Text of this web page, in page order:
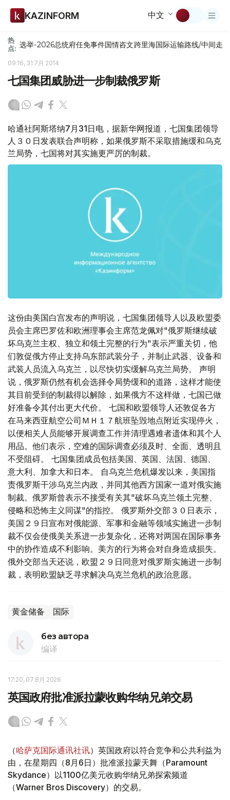
KAZINFORM 中文
热
点: 选举-2026总统府任免事件国情咨文跨里海国际运输路线/中间走廊
09:16, 31 7月 2014
七国集团威胁进一步制裁俄罗斯
哈通社阿斯塔纳7月31日电，据新华网报道，七国集团领导
人３０日发表联合声明称，如果俄罗斯不采取措施缓和乌克
兰局势，七国将对其实施更严厉的制裁。
这份由美国白宫发布的声明说，七国集团领导人以及欧盟委
员会主席巴罗佐和欧洲理事会主席范龙佩对"俄罗斯继续破
坏乌克兰主权、独立和领土完整的行为"表示严重关切，他
们敦促俄方停止支持乌东部武装分子，并制止武器、设备和
武装人员流入乌克兰，以尽快切实缓解乌克兰局势。 声明
说，俄罗斯仍然有机会选择令局势缓和的道路，这样才能使
其目前受到的制裁得以解除，如果俄方不这样做，七国已做
好准备令其付出更大代价。 七国和欧盟领导人还敦促各方
在马来西亚航空公司ＭＨ１７航班坠毁地点附近实现停火，
以便相关人员能够开展调查工作并清理遇难者遗体和其个人
用品。他们表示，空难的国际调查必须及时、全面、透明且
不受阻碍。 七国集团成员包括美国、英国、法国、德国、
意大利、加拿大和日本。 自乌克兰危机爆发以来，美国指
责俄罗斯干涉乌克兰内政，并同其他西方国家一道对俄实施
制裁。俄罗斯曾表示不接受有关其"破坏乌克兰领土完整、
侵略和恐怖主义同谋"的指控。 俄罗斯外交部３０日表示，
美国２９日宣布对俄能源、军事和金融等领域实施进一步制
裁不仅会使俄美关系进一步复杂化，还将对两国在国际事务
中的协作造成不利影响。美方的行为将会对自身造成损失。
俄外交部当天还说，欧盟２９日同意对俄罗斯实施进一步制
裁，表明欧盟缺乏寻求解决乌克兰危机的政治意愿。
黄金储备 国际
без автора
编译
17:20, 07 8月 2026
英国政府批准派拉蒙收购华纳兄弟交易
（哈萨克国际通讯社讯）英国政府以符合竞争和公共利益为
由，在星期四（8月6日）批准派拉蒙天舞（Paramount
Skydance）以1100亿美元收购华纳兄弟探索频道
（Warner Bros Discovery）的交易。